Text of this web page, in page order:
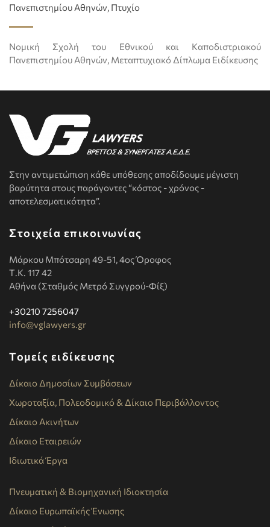
Πανεπιστημίου Αθηνών, Πτυχίο
Νομική Σχολή του Εθνικού και Καποδιστριακού
Πανεπιστημίου Αθηνών, Μεταπτυχιακό Δίπλωμα Ειδίκευσης
Στην αντιμετώπιση κάθε υπόθεσης αποδίδουμε μέγιστη
βαρύτητα στους παράγοντες “κόστος - χρόνος -
αποτελεσματικότητα”.
Στοιχεία επικοινωνίας
Μάρκου Μπότσαρη 49-51, 4ος Όροφος
Τ.Κ. 117 42
Αθήνα (Σταθμός Μετρό Συγγρού-Φίξ)
+30210 7256047
info@vglawyers.gr
Τομείς ειδίκευσης
Δίκαιο Δημοσίων Συμβάσεων
Χωροταξία, Πολεοδομικό & Δίκαιο Περιβάλλοντος
Δίκαιο Ακινήτων
Δίκαιο Εταιρειών
Ιδιωτικά Έργα
Πνευματική & Βιομηχανική Ιδιοκτησία
Δίκαιο Ευρωπαϊκής Ένωσης